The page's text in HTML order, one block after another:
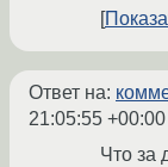
Ответ на:
21:05:55 +00:00
Что за